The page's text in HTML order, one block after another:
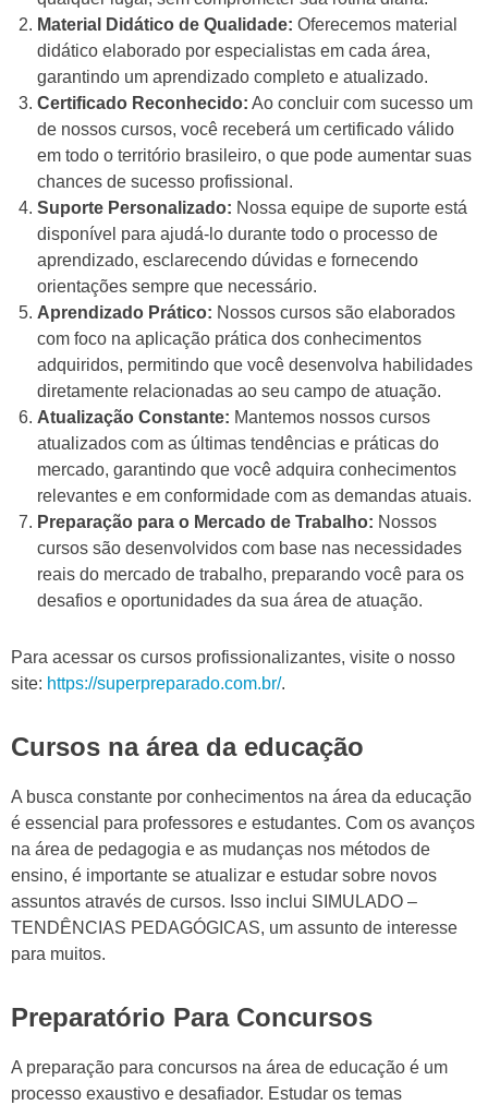
Material Didático de Qualidade: Oferecemos material
didático elaborado por especialistas em cada área,
garantindo um aprendizado completo e atualizado.
Certificado Reconhecido: Ao concluir com sucesso um
de nossos cursos, você receberá um certificado válido
em todo o território brasileiro, o que pode aumentar suas
chances de sucesso profissional.
Suporte Personalizado: Nossa equipe de suporte está
disponível para ajudá-lo durante todo o processo de
aprendizado, esclarecendo dúvidas e fornecendo
orientações sempre que necessário.
Aprendizado Prático: Nossos cursos são elaborados
com foco na aplicação prática dos conhecimentos
adquiridos, permitindo que você desenvolva habilidades
diretamente relacionadas ao seu campo de atuação.
Atualização Constante: Mantemos nossos cursos
atualizados com as últimas tendências e práticas do
mercado, garantindo que você adquira conhecimentos
relevantes e em conformidade com as demandas atuais.
Preparação para o Mercado de Trabalho: Nossos
cursos são desenvolvidos com base nas necessidades
reais do mercado de trabalho, preparando você para os
desafios e oportunidades da sua área de atuação.
Para acessar os cursos profissionalizantes, visite o nosso
site: https://superpreparado.com.br/.
Cursos na área da educação
A busca constante por conhecimentos na área da educação
é essencial para professores e estudantes. Com os avanços
na área de pedagogia e as mudanças nos métodos de
ensino, é importante se atualizar e estudar sobre novos
assuntos através de cursos. Isso inclui SIMULADO –
TENDÊNCIAS PEDAGÓGICAS, um assunto de interesse
para muitos.
Preparatório Para Concursos
A preparação para concursos na área de educação é um
processo exaustivo e desafiador. Estudar os temas